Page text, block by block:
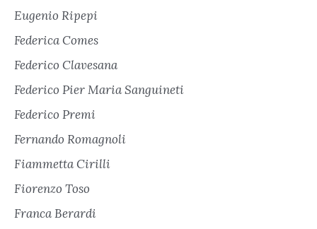
Eugenio Ripepi
Federica Comes
Federico Clavesana
Federico Pier Maria Sanguineti
Federico Premi
Fernando Romagnoli
Fiammetta Cirilli
Fiorenzo Toso
Franca Berardi